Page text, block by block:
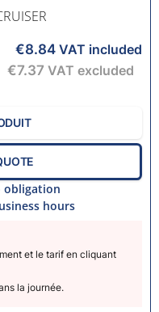
et le tarif en cliquant
la journée.
€8.84 VAT included
€7.37 VAT excluded
obligation
hours